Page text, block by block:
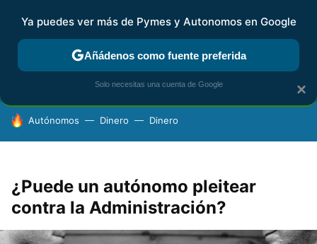
FISCALIDAD Y CONTABILIDAD KIT DIGITAL RENTA
HOY SE HABLA DE
Autónomos Dinero Dinero
¿Puede un autónomo pleitear
contra la Administración?
×
Ya puedes ver más de Pymes y Autonomos en Google
Añádenos como fuente preferida
Solo necesitas una cuenta de Google